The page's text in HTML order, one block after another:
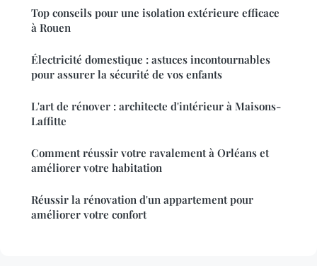
Top conseils pour une isolation extérieure efficace
à Rouen
Électricité domestique : astuces incontournables
pour assurer la sécurité de vos enfants
L'art de rénover : architecte d'intérieur à Maisons-
Laffitte
Comment réussir votre ravalement à Orléans et
améliorer votre habitation
Réussir la rénovation d'un appartement pour
améliorer votre confort